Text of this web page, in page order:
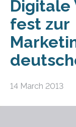
Digitale
fest zur
14 March 2013